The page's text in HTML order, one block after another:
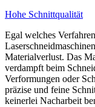
Hohe Schnittqualität
Egal welches
Materialverlust. Das
verdampft beim
Verformungen oder
präzise und feine
keinerlei Nacharbeit